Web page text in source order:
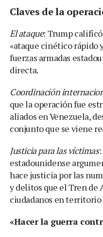
Claves de la
El ataque: Trump
«ataque cinético rápido
fuerzas armadas
directa.
Coordinación
que la operación fue
aliados en Venezuela,
conjunto que se viene
Justicia para las víctimas
estadounidense
hace justicia por las
y delitos que el Tren de
ciudadanos en
«Hacer la guerra